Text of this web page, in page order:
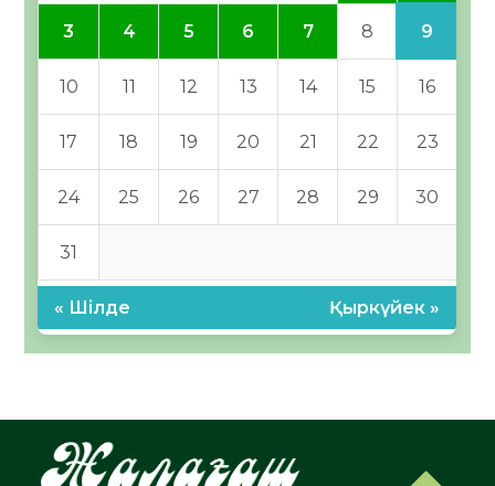
3 4 5 6 7 8 9
10 11 12 13 14 15 16
17 18 19 20 21 22 23
24 25 26 27 28 29 30
31
« Шілде Қыркүйек »